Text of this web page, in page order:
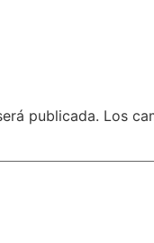
publicada. Los